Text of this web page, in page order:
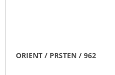
ORIENT / PRSTEN / 962